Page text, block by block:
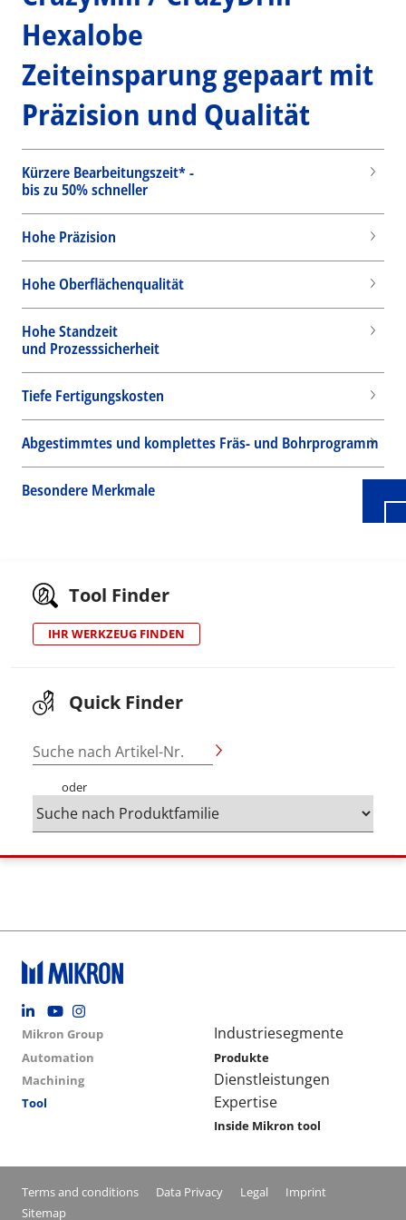
Hexalobe
Zeiteinsparung gepaart mit
Präzision und Qualität
Kürzere Bearbeitungszeit* -
bis zu 50% schneller
Hohe Präzision
Hohe Oberflächenqualität
Hohe Standzeit
und Prozesssicherheit
Tiefe Fertigungskosten
Abgestimmtes und komplettes Fräs- und Bohrprogramm
Besondere Merkmale
Tool Finder
IHR WERKZEUG FINDEN
Quick Finder
Suche nach Artikel-Nr.
oder
Footer social
Group menu
Mikron Group
Automation
Machining
Tool
Main navigation
Industriesegmente
Produkte
Dienstleistungen
Expertise
Inside Mikron tool
Conditions footer menu
Terms and conditions Data Privacy Legal
Imprint
Sitemap